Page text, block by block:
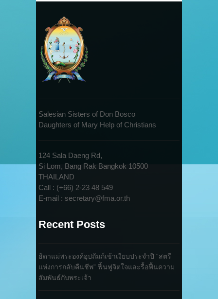
Salesian Sisters of Don Bosco
Daughters of Mary Help of Christians
124 Sala Daeng Rd,
Si Lom, Bang Rak Bangkok 10500
THAILAND
Call : (+66) 2-23 48 549
E-mail : secretary@fma.or.th
Recent Posts
ธิดาแม่พระองค์อุปถัมภ์เข้าเงียบประจำปี “สตรี
แห่งการกลับคืนชีพ” ฟื้นฟูจิตใจและรื้อฟื้นความ
สัมพันธ์กับพระเจ้า